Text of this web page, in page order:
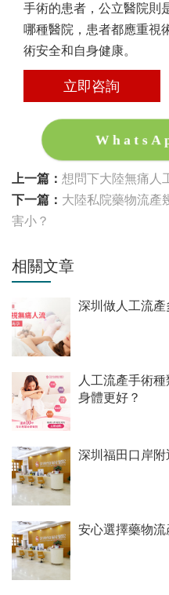
手術的患者，公立醫院則
哪種醫院，患者都應重視
術安全和自身健康。
立即咨詢
上一篇： 想問下大陸無痛人
下一篇： 大陸私院藥物流產
害小？
相關文章
深圳做人工流
人工流產手術
身體更好？
深圳福田口岸
安心選擇藥物